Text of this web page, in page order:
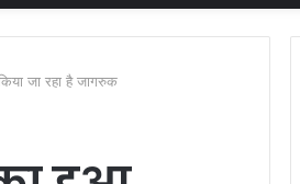
जा रहा है जागरुक